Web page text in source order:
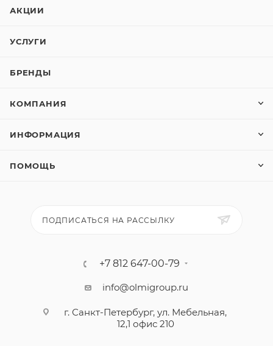
АКЦИИ
УСЛУГИ
БРЕНДЫ
КОМПАНИЯ
ИНФОРМАЦИЯ
ПОМОЩЬ
ПОДПИСАТЬСЯ НА РАССЫЛКУ
+7 812 647-00-79
info@olmigroup.ru
г. Санкт-Петербург, ул. Мебельная,
12,1 офис 210